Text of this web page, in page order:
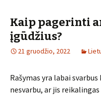
Kaip pagerinti
įgūdžius?
21 gruodžio, 2022
Rašymas yra labai
nesvarbu, ar jis